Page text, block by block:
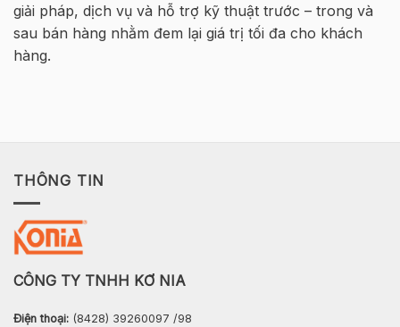
Hà
Nội
giải pháp, dịch vụ và hỗ trợ kỹ thuật trước – trong và
sau bán hàng nhằm đem lại giá trị tối đa cho khách
hàng.
THÔNG TIN
CÔNG TY TNHH KƠ NIA
Điện thoại: (8428) 39260097 /98